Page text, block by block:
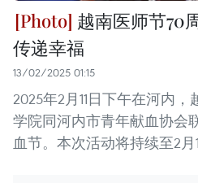
越南医师节70
传递幸福
13/02/2025 01:15
2025年2月11日下午在河内
学院同河内市青年献血协会
血节。本次活动将持续至2月